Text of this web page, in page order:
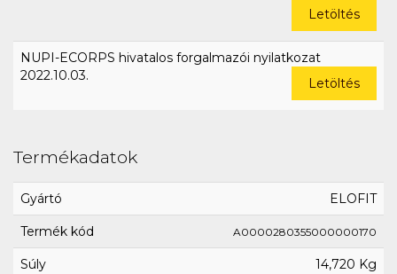
Letöltés
NUPI-ECORPS hivatalos forgalmazói nyilatkozat
2022.10.03.
Letöltés
Termékadatok
Gyártó ELOFIT
Termék kód A0000280355000000170
Súly 14,720 Kg